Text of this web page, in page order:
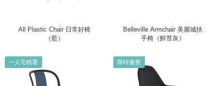
All Plastic Chair 日常好椅
（藍）
Belleville Armchair 美麗城扶
手椅（鮮苔灰）
一人宅精選 限時優惠